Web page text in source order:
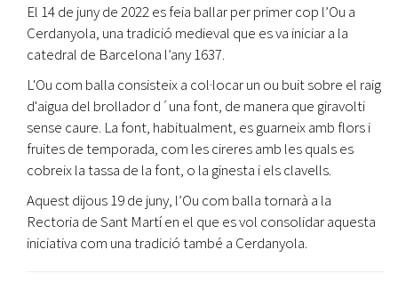
El 14 de juny de 2022 es feia ballar per primer cop l’Ou a
Cerdanyola, una tradició medieval que es va iniciar a la
catedral de Barcelona l’any 1637.
L'Ou com balla consisteix a col·locar un ou buit sobre el raig
d'aigua del brollador d´una font, de manera que giravolti
sense caure. La font, habitualment, es guarneix amb flors i
fruites de temporada, com les cireres amb les quals es
cobreix la tassa de la font, o la ginesta i els clavells.
Aquest dijous 19 de juny, l’Ou com balla tornarà a la
Rectoria de Sant Martí en el que es vol consolidar aquesta
iniciativa com una tradició també a Cerdanyola.